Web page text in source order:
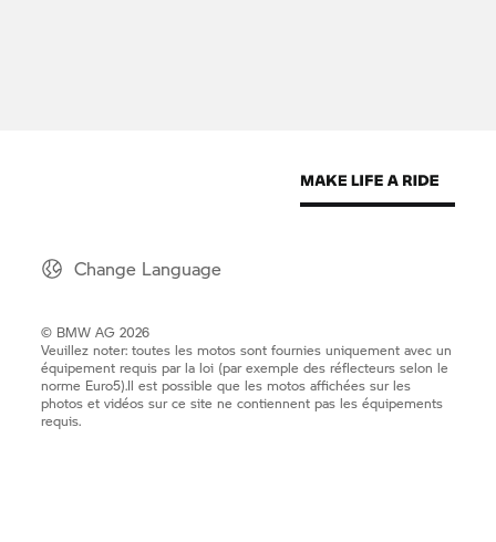
Change Language
© BMW AG 2026
Veuillez noter: toutes les motos sont fournies uniquement avec un
équipement requis par la loi (par exemple des réflecteurs selon le
norme Euro5).Il est possible que les motos affichées sur les
photos et vidéos sur ce site ne contiennent pas les équipements
requis.